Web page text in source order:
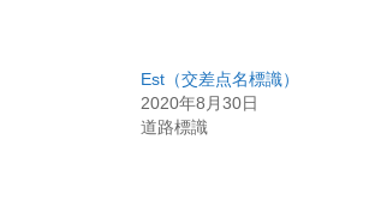
Est（交差点名標識）
2020年8月30日
道路標識